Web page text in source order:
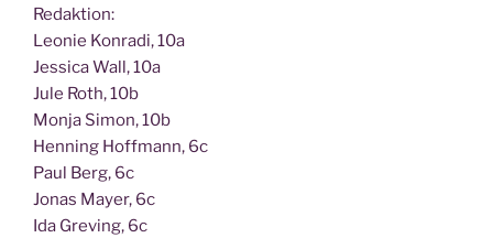
Redak­ti­on:
Leo­nie Kon­ra­di, 10a
Jes­si­ca Wall, 10a
Jule Roth, 10b
Mon­ja Simon, 10b
Hen­ning Hoff­mann, 6c
Paul Berg, 6c
Jonas May­er, 6c
Ida Gre­ving, 6c